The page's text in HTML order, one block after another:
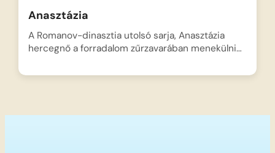
Anasztázia
A Romanov-dinasztia utolsó sarja, Anasztázia
hercegnő a forradalom zűrzavarában menekülni…